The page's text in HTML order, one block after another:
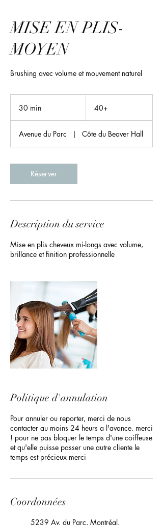
MISE EN PLIS-
MOYEN
Brushing avec volume et mouvement naturel
30 min
n
40+
Avenue du Parc | Côte du Beaver Hall
Réserver
Description du service
Mise en plis cheveux mi-longs avec volume,
brillance et finition professionnelle
Politique d'annulation
Pour annuler ou reporter, merci de nous
contacter au moins 24 heurs a l'avance. merci
! pour ne pas bloquer le temps d'une coiffeuse
et qu'elle puisse passer une autre cliente le
temps est précieux merci
Coordonnées
5239 Av. du Parc, Montréal,